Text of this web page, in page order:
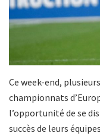
Ce week-end,
championnats
l’opportunité de se
succès de leurs